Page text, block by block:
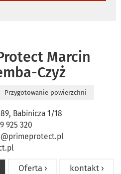
Marcin
Czyż
Przygotowanie powierzchni
Babinicza 1/18
925 320
Oferta › kontakt ›